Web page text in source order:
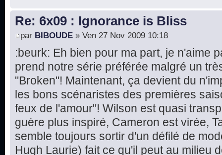
Re: 6x09 : Ignorance is Bliss
par BIBOUDE » Ven 27 Nov 2009 10:18
:beurk: Eh bien pour ma part, je n'aime
prend notre série préférée malgré un
"Broken"! Maintenant, ça devient du
les bons scénaristes des premières
feux de l'amour"! Wilson est quasi
guère plus inspiré, Cameron est virée,
semble toujours sortir d'un défilé de
Hugh Laurie) fait ce qu'il peut au milieu